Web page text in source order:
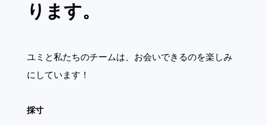
ります。
ユミと私たちのチームは、お会いできるのを楽しみ
にしています！
採寸